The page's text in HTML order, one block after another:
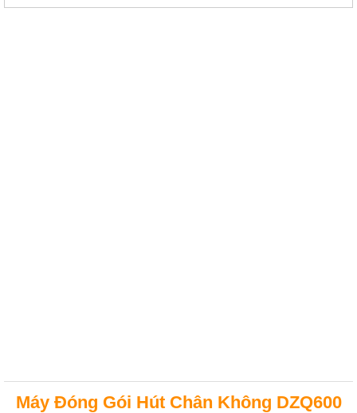
Máy Đóng Gói Hút Chân Không DZQ600